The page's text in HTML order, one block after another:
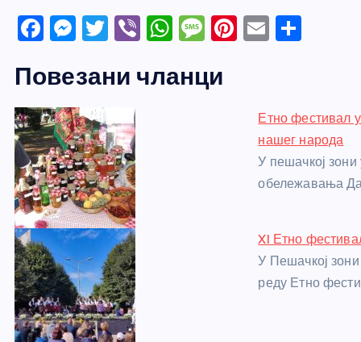
F
c
e
b
o
o
k
M
ss
e
n
g
er
T
itt
Vi
er
W
at
M
ss
Pi
st
E
Повезани чланци
Етно фестивал
нашег народа
У пешачкој
обележавања
XI Етно
У Пешачкој
реду Етно